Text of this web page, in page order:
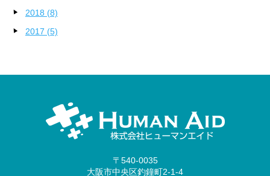
2018 (8)
2017 (5)
〒540-0035
大阪市中央区釣鐘町2-1-4